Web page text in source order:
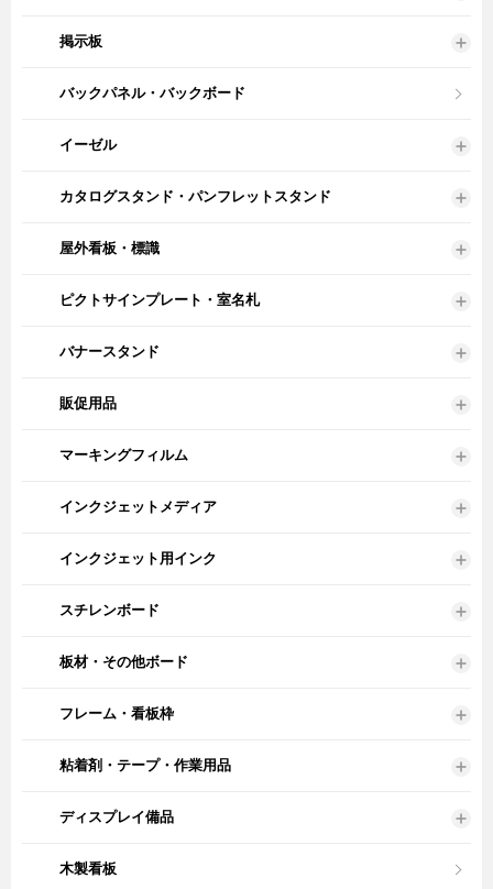
掲示板
バックパネル・バックボード
イーゼル
カタログスタンド・パンフレットスタンド
屋外看板・標識
ピクトサインプレート・室名札
バナースタンド
販促用品
マーキングフィルム
インクジェットメディア
インクジェット用インク
スチレンボード
板材・その他ボード
フレーム・看板枠
粘着剤・テープ・作業用品
ディスプレイ備品
木製看板